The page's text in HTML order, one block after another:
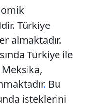
Türkiye
almaktadır.
Türkiye ile
. Bu
isteklerini